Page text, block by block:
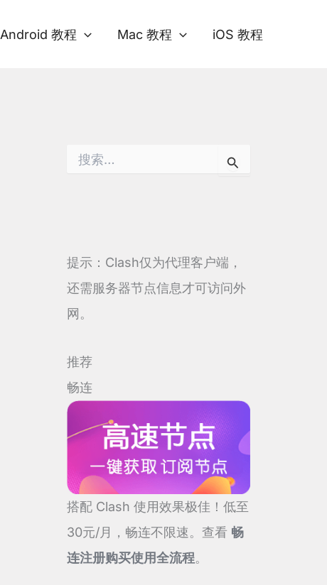
Android 教程 Mac 教程 iOS 教程
提示：Clash仅为代理客户端，
还需服务器节点信息才可访问外
网。
推荐
畅连
搭配 Clash 使用效果极佳！低至
30元/月，畅连不限速。查看 畅
连注册购买使用全流程。